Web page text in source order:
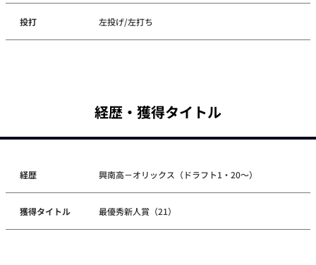
投打 左投げ/左打ち
経歴・獲得タイトル
経歴 興南高－オリックス（ドラフト1・20～）
獲得タイトル 最優秀新人賞（21）